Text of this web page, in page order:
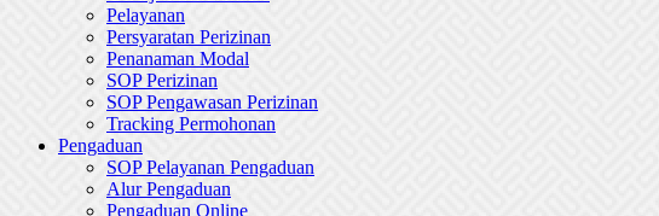
Pelayanan
Persyaratan Perizinan
Penanaman Modal
SOP Perizinan
SOP Pengawasan Perizinan
Tracking Permohonan
Pengaduan
SOP Pelayanan Pengaduan
Alur Pengaduan
Pengaduan Online